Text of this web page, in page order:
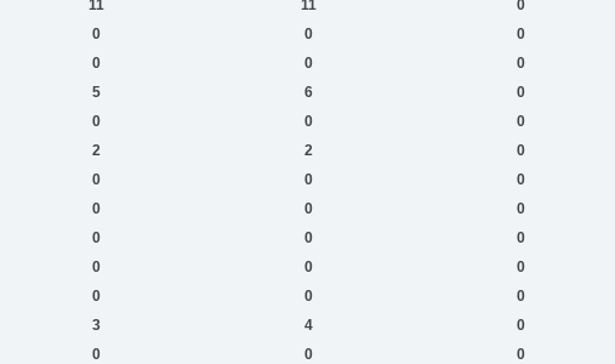
11 11 0
0 0 0
0 0 0
5 6 0
0 0 0
2 2 0
0 0 0
0 0 0
0 0 0
0 0 0
0 0 0
3 4 0
0 0 0